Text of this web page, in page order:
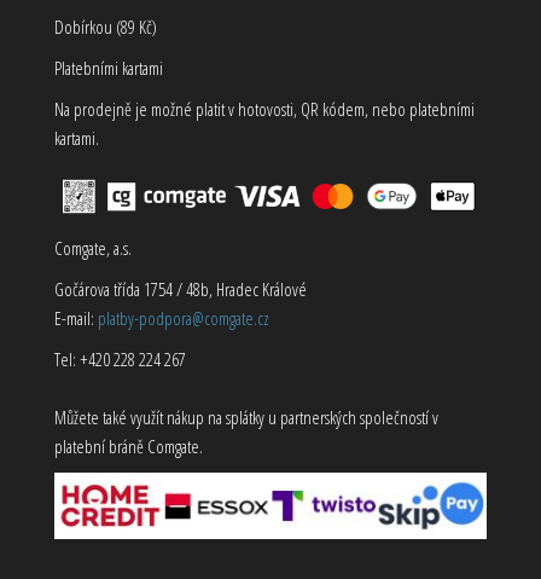
Dobírkou (89 Kč)
Platebními kartami
Na prodejně je možné platit v hotovosti, QR kódem, nebo platebními
kartami.
Comgate, a.s.
Gočárova třída 1754 / 48b, Hradec Králové
E-mail: platby-podpora@comgate.cz
Tel: +420 228 224 267
Můžete také využít nákup na splátky u partnerských společností v
platební bráně Comgate.